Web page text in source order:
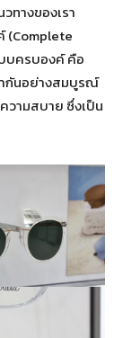
ทางของเรา
(Complete
บครบองค์ คือ
ากันอย่างสมบูรณ์
วามสบาย ซึ่งเป็น